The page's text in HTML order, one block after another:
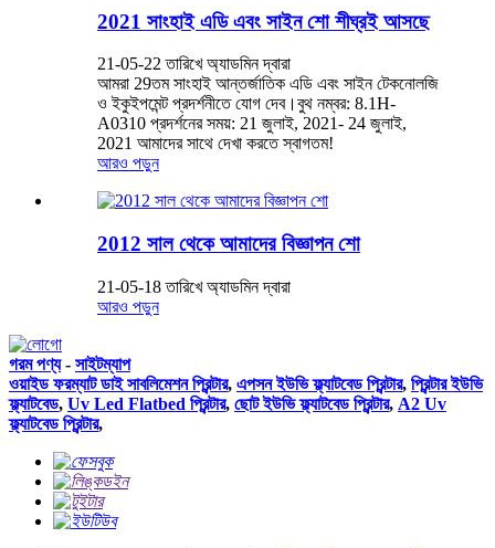
2021 সাংহাই এডি এবং সাইন শো শীঘ্রই আসছে
21-05-22 তারিখে অ্যাডমিন দ্বারা
আমরা 29তম সাংহাই আন্তর্জাতিক এডি এবং সাইন টেকনোলজি
ও ইকুইপমেন্ট প্রদর্শনীতে যোগ দেব।বুথ নম্বর: 8.1H-
A0310 প্রদর্শনের সময়: 21 জুলাই, 2021- 24 জুলাই,
2021 আমাদের সাথে দেখা করতে স্বাগতম!
আরও পড়ুন
2012 সাল থেকে আমাদের বিজ্ঞাপন শো
21-05-18 তারিখে অ্যাডমিন দ্বারা
আরও পড়ুন
গরম পণ্য- সাইটম্যাপ
ওয়াইড ফরম্যাট ডাই সাবলিমেশন প্রিন্টার, এপসন ইউভি ফ্ল্যাটবেড প্রিন্টার, প্রিন্টার ইউভি
ফ্ল্যাটবেড, Uv Led Flatbed প্রিন্টার, ছোট ইউভি ফ্ল্যাটবেড প্রিন্টার, A2 Uv
ফ্ল্যাটবেড প্রিন্টার,